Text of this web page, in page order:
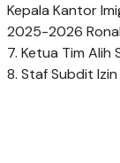
Kepala Kantor
2025-2026
7. Ketua Tim Alih
8. Staf Subdit